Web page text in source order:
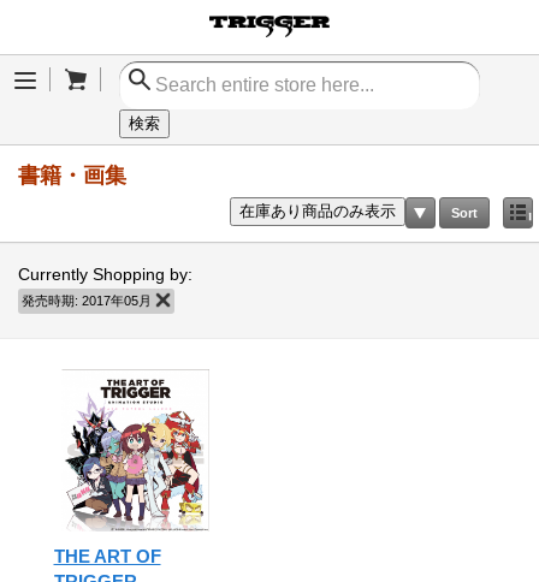
Menu
検索
書籍・画集
Sort
在庫あり商品のみ表示
Currently Shopping by:
発売時期: 2017年05月
THE ART OF